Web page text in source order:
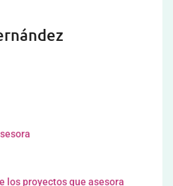
los proyectos que asesora